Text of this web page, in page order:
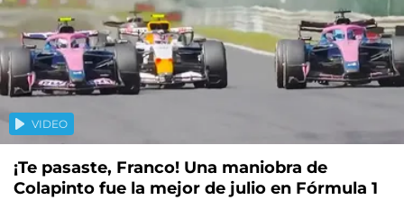
VIDEO
¡Te pasaste, Franco! Una maniobra de
Colapinto fue la mejor de julio en Fórmula 1